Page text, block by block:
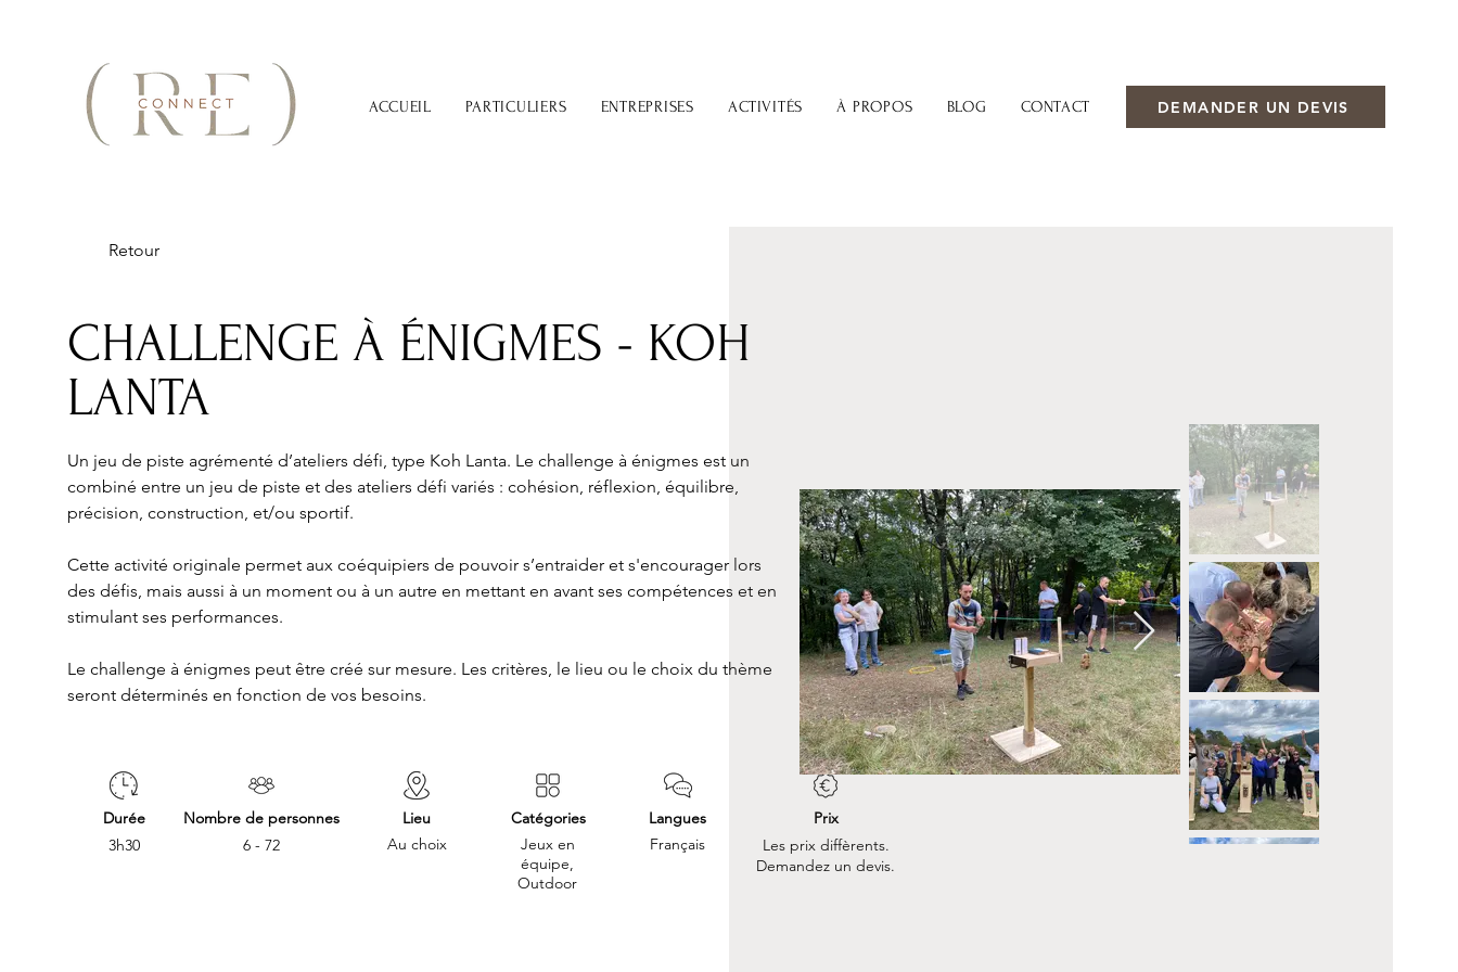
ACCUEIL PARTICULIERS ENTREPRISES ACTIVITÉS À PROPOS BLOG CONTACT DEMANDER UN DEVIS
Retour
CHALLENGE À ÉNIGMES - KOH
LANTA
Un jeu de piste agrémenté d’ateliers défi, type Koh Lanta. Le challenge à énigmes est un
combiné entre un jeu de piste et des ateliers défi variés : cohésion, réflexion, équilibre,
précision, construction, et/ou sportif.
Cette activité originale permet aux coéquipiers de pouvoir s’entraider et s'encourager lors
des défis, mais aussi à un moment ou à un autre en mettant en avant ses compétences et en
stimulant ses performances.
Le challenge à énigmes peut être créé sur mesure. Les critères, le lieu ou le choix du thème
seront déterminés en fonction de vos besoins.
Langues
Durée Nombre de personnes Lieu
Catégories
3h30
6 - 72 Au choix
Jeux en
équipe,
Outdoor
Français
Prix
Les prix diffèrents.
Demandez un devis.